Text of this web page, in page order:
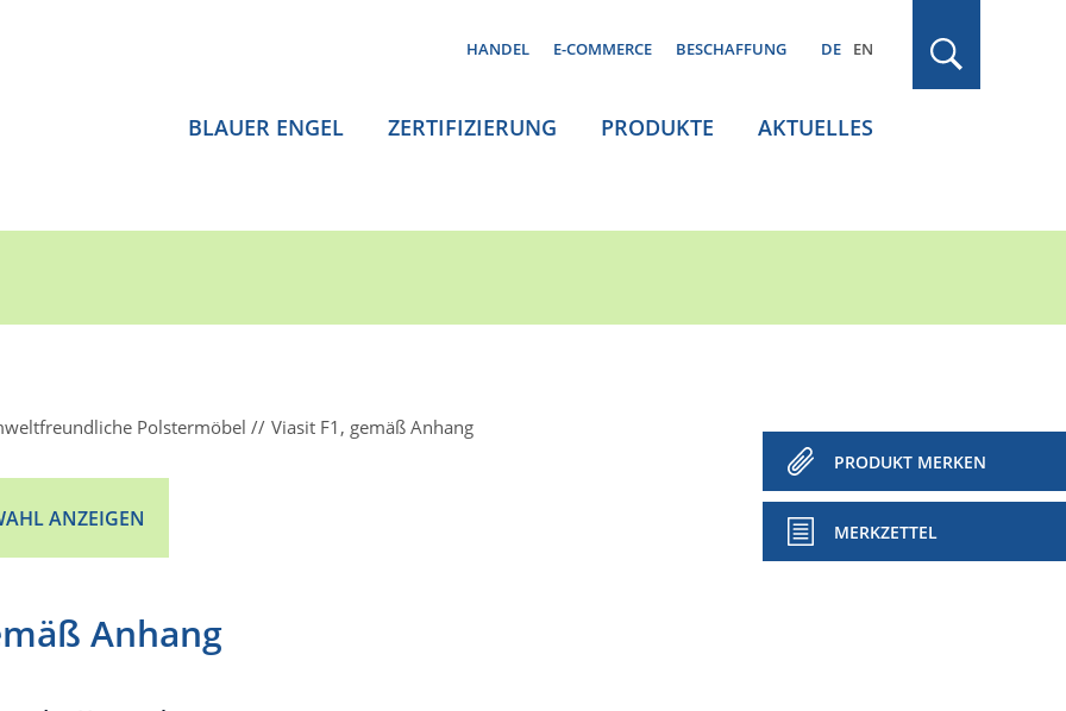
HANDEL E-COMMERCE BESCHAFFUNG DE EN
BLAUER ENGEL ZERTIFIZIERUNG PRODUKTE AKTUELLES
Polstermöbel Viasit F1, gemäß Anhang
ANZEIGEN
PRODUKT MERKEN
MERKZETTEL
Anhang